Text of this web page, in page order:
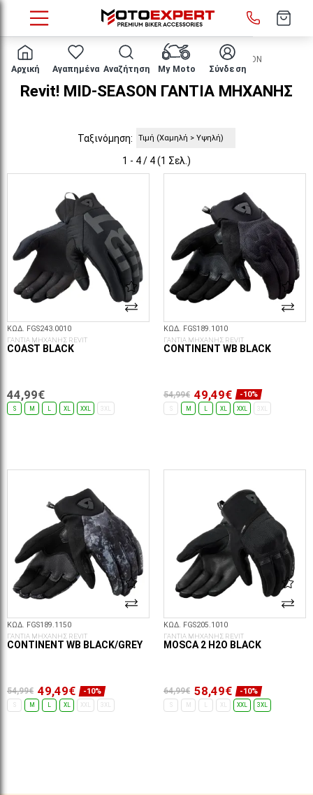
Αρχική Αγαπημένα Αναζήτηση My Moto Σύνδεση
HOME ΕΝΔΥΣΗ ΑΝΑΒΑΤΗ ΓΑΝΤΙΑ MID-SEASON
Revit! MID-SEASON ΓΑΝΤΙΑ MHXANHΣ
Ταξινόμηση:
1 - 4 / 4 (1 Σελ.)
ΚΩΔ. FGS243.0010
ΓΑΝΤΙΑ ΜΗΧΑΝΗΣ REVIT
COAST BLACK
44,99€
S M XL XXL 3XL
ΚΩΔ. FGS189.1010
ΓΑΝΤΙΑ ΜΗΧΑΝΗΣ REVIT
CONTINENT WB BLACK
54,99€ 49,49€ -10%
S M XL XXL 3XL
ΚΩΔ. FGS189.1150
ΓΑΝΤΙΑ ΜΗΧΑΝΗΣ REVIT
CONTINENT WB BLACK/GREY
54,99€ 49,49€ -10%
S M L XL XXL 3XL
ΚΩΔ. FGS205.1010
ΓΑΝΤΙΑ ΜΗΧΑΝΗΣ REVIT
MOSCA 2 H2O BLACK
64,99€ 58,49€ -10%
S XL XXL 3XL